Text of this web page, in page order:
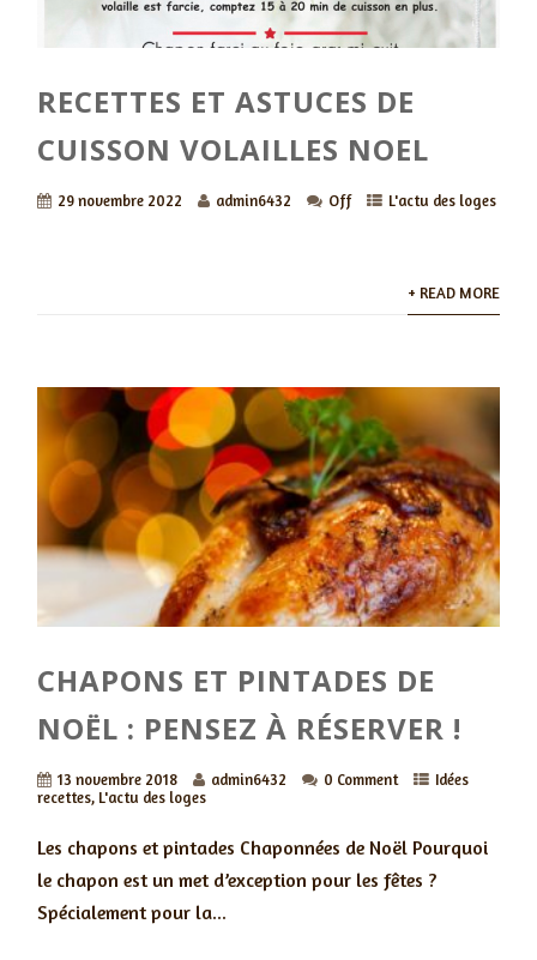
RECETTES ET ASTUCES DE
CUISSON VOLAILLES NOEL
29 novembre 2022 admin6432 Off L'actu des loges
+ READ MORE
CHAPONS ET PINTADES DE
NOËL : PENSEZ À RÉSERVER !
13 novembre 2018 admin6432 0 Comment
Idées
recettes, L'actu des loges
Les chapons et pintades Chaponnées de Noël Pourquoi
le chapon est un met d’exception pour les fêtes ?
Spécialement pour la...